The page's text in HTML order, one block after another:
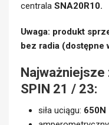
centrala SNA20R10.
Uwaga: produkt
bez radia (dostępne
Najważniejsze
SPIN 21 / 23:
siła uciągu: 650N